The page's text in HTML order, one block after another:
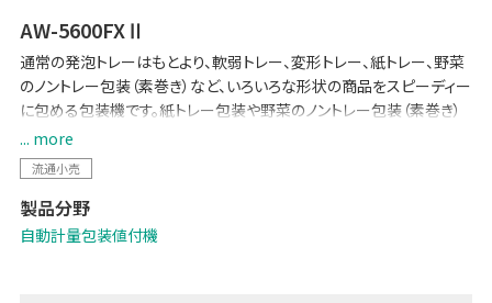
AW-5600FXⅡ
通常の発泡トレーはもとより、軟弱トレー、変形トレー、紙トレー、野菜
のノントレー包装（素巻き）など、いろいろな形状の商品をスピーディー
に包める包装機です。紙トレー包装や野菜のノントレー包装（素巻き）
でフィルムの使用量を必要最低限に抑え、プラスチック使用の抑制に
も貢献します。
従来モデルから「ボタンや文字が大きく見やすい15インチ大画面」
「Wi-Fi子機を標準搭載することで、マスター管理のための配線工事が
不要に」など、各種機能を強化。POSとのデータ連携で生鮮バックルー
... more
流通小売
製品分野
自動計量包装値付機